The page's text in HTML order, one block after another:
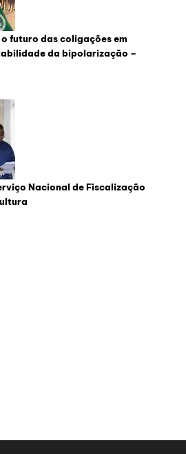
futuro das coligações em
da bipolarização –
Nacional de Fiscalização